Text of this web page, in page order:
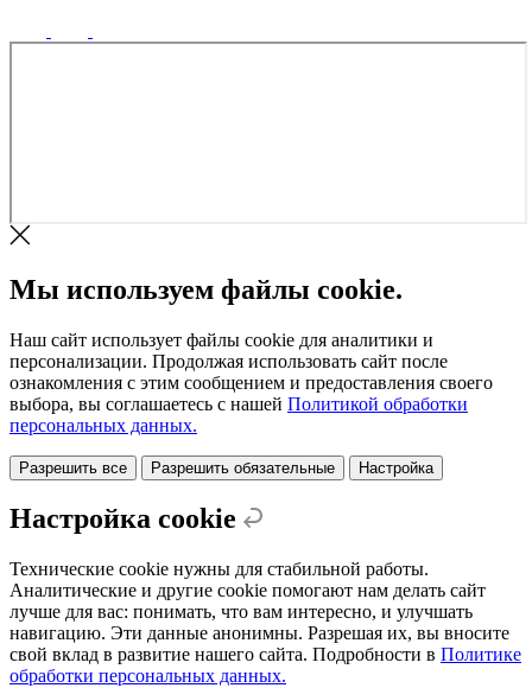
Мы используем файлы cookie.
Наш сайт использует файлы cookie для аналитики и
персонализации. Продолжая использовать сайт после
ознакомления с этим сообщением и предоставления своего
выбора, вы соглашаетесь с нашей Политикой обработки
персональных данных.
Разрешить все Разрешить обязательные Настройка
Настройка cookie
Технические cookie нужны для стабильной работы.
Аналитические и другие cookie помогают нам делать сайт
лучше для вас: понимать, что вам интересно, и улучшать
навигацию. Эти данные анонимны. Разрешая их, вы вносите
свой вклад в развитие нашего сайта. Подробности в Политике
обработки персональных данных.